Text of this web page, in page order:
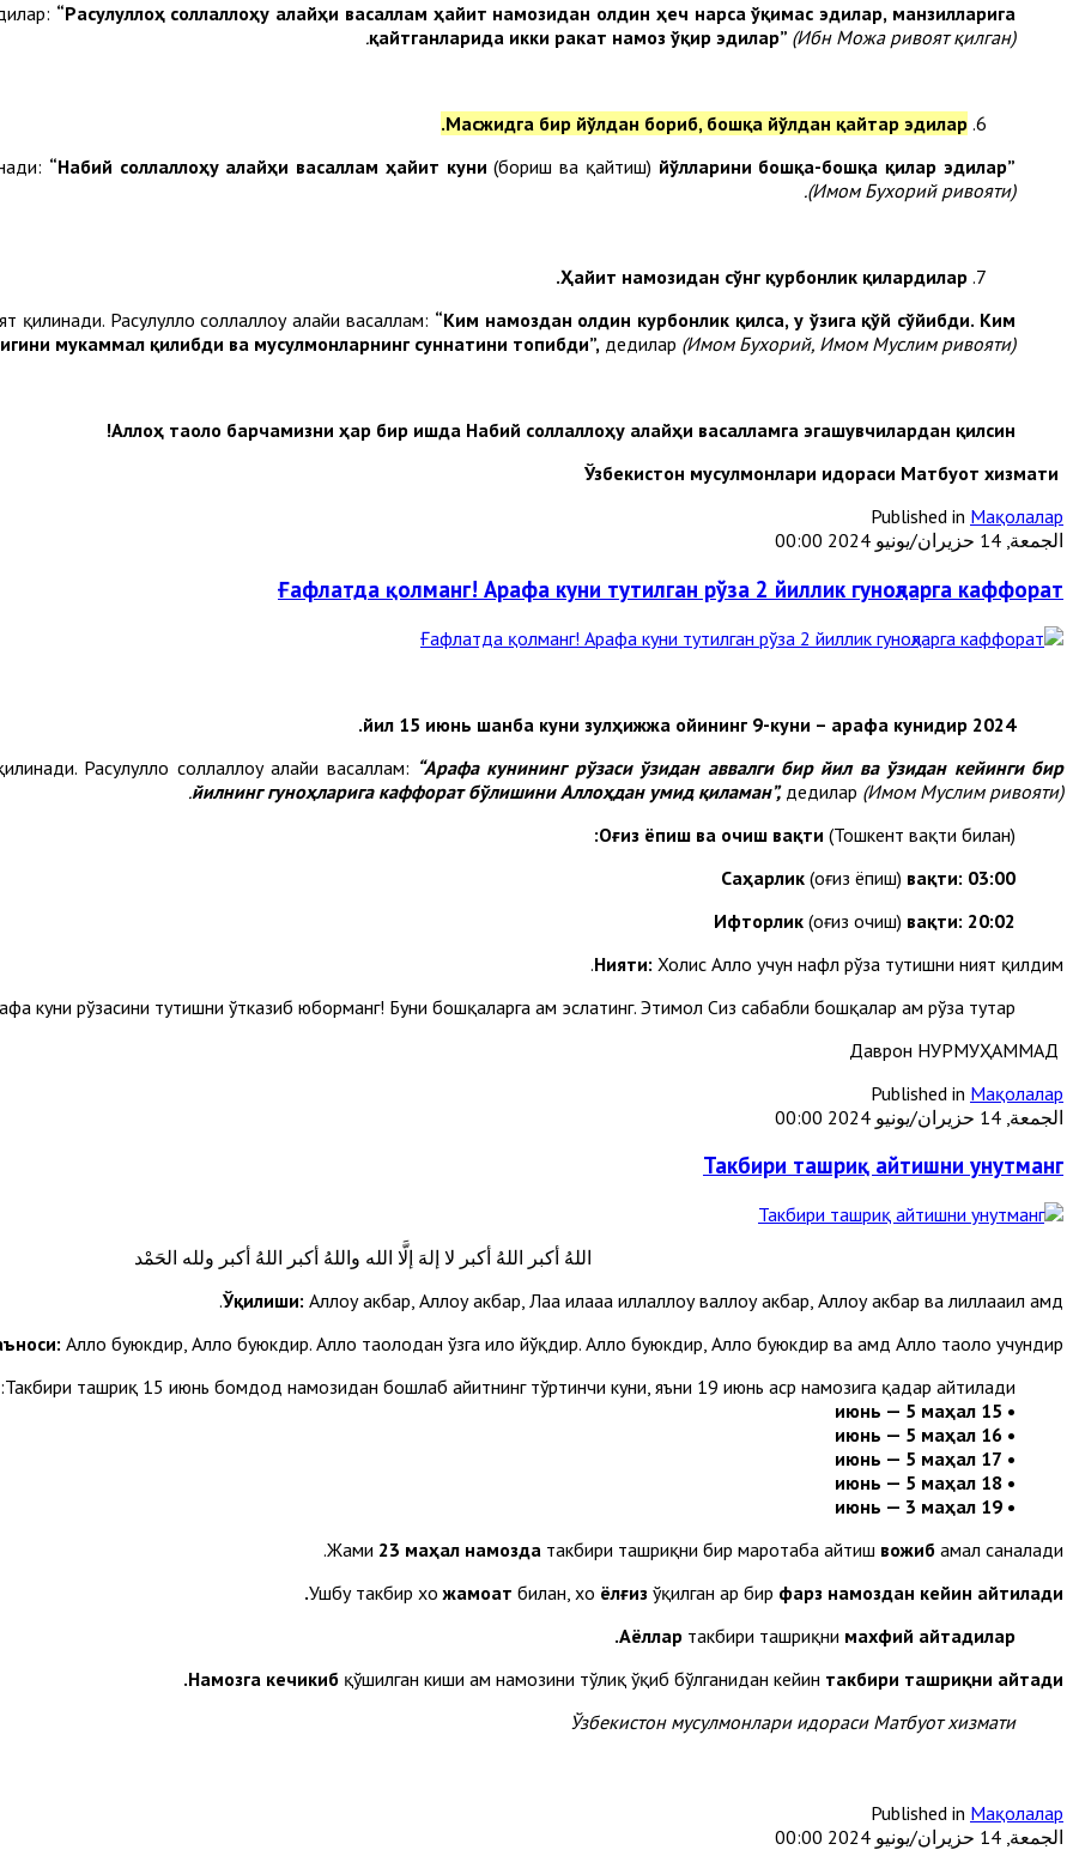
“Расулуллоҳ соллаллоҳу алайҳи васаллам ҳайит намозидан олдин ҳеч нарса ўқимас эдилар, манзилларига
қайтганларида икки ракат намоз ўқир эдилар” (Ибн Можа ривоят қилган).
Масжидга бир йўлдан бориб, бошқа йўлдан қайтар эдилар.
“Набий соллаллоҳу алайҳи васаллам ҳайит куни(бориш ва қайтиш) йўлларини бошқа-бошқа қилар эдилар”
(Имом Бухорий ривояти).
Ҳайит намозидан сўнг қурбонлик қилардилар.
қилинади. Расулуллоҳ соллаллоҳу алайҳи васаллам: “Ким намоздан олдин курбонлик қилса, у ўзига қўй сўйибди. Ким
мукаммал қилибди ва мусулмонларнинг суннатини топибди”, дедилар (Имом Бухорий, Имом Муслим ривояти).
Аллоҳ таоло барчамизни ҳар бир ишда Набий соллаллоҳу алайҳи васалламга эгашувчилардан қилсин!
Ўзбекистон мусулмонлари идораси Матбуот хизмати
Published in Мақолалар
الجمعة, 14 حزيران/يونيو 2024 00:00
Ғафлатда қолманг! Арафа куни тутилган рўза 2 йиллик гуноҳларга каффорат
2024 йил 15 июнь шанба куни зулҳижжа ойининг 9-куни – арафа кунидир.
Расулуллоҳ соллаллоҳу алайҳи васаллам: “Арафа кунининг рўзаси ўзидан аввалги бир йил ва ўзидан кейинги бир
йилнинг гуноҳларига каффорат бўлишини Аллоҳдан умид қиламан”,дедилар (Имом Муслим ривояти).
Оғиз ёпиш ва очиш вақти (Тошкент вақти билан)
:
Саҳарлик (оғиз ёпиш) вақти: 03:00
Ифторлик (оғиз очиш) вақти: 20:02
Нияти: Холис Аллоҳ учун нафл рўза тутишни ният қилдим.
куни рўзасини тутишни ўтказиб юборманг! Буни бошқаларга ҳам эслатинг. Эҳтимол Сиз сабабли бошқалар ҳам рўза тутар.
Published in Мақолалар
الجمعة, 14 حزيران/يونيو 2024 00:00
Такбири ташриқ айтишни унутманг
اللهُ أكبر اللهُ أكبر لا إلهَ إلَّا الله واللهُ أكبر اللهُ أكبر ولله الحَمْد
Ўқилиши: Аллоҳу акбар, Аллоҳу акбар, Лаа илааҳа иллаллоҳу валлоҳу акбар, Аллоҳу акбар ва лиллааҳил ҳамд.
Аллоҳ буюкдир, Аллоҳ буюкдир. Аллоҳ таолодан ўзга илоҳ йўқдир. Аллоҳ буюкдир, Аллоҳ буюкдир ва ҳамд Аллоҳ таоло учундир.
Такбири ташриқ 15 июнь бомдод намозидан бошлаб ҳайитнинг тўртинчи куни, яъни 19 июнь аср намозига қадар айтилади:
• 15 июнь — 5 маҳал
• 16 июнь — 5 маҳал
• 17 июнь — 5 маҳал
• 18 июнь — 5 маҳал
• 19 июнь — 3 маҳал
Жами 23 маҳал намозда такбири ташриқни бир маротаба айтиш вожиб амал саналади.
Ушбу такбир хоҳжамоат билан, хоҳ ёлғиз ўқилган ҳар бир фарз намоздан кейин айтилади.
Аёллар такбири ташриқни махфий айтадилар.
Намозга кечикиб қўшилган киши ҳам намозини тўлиқ ўқиб бўлганидан кейин такбири ташриқни айтади.
Ўзбекистон мусулмонлари идораси Матбуот хизмати
Published in Мақолалар
الجمعة, 14 حزيران/يونيو 2024 00:00